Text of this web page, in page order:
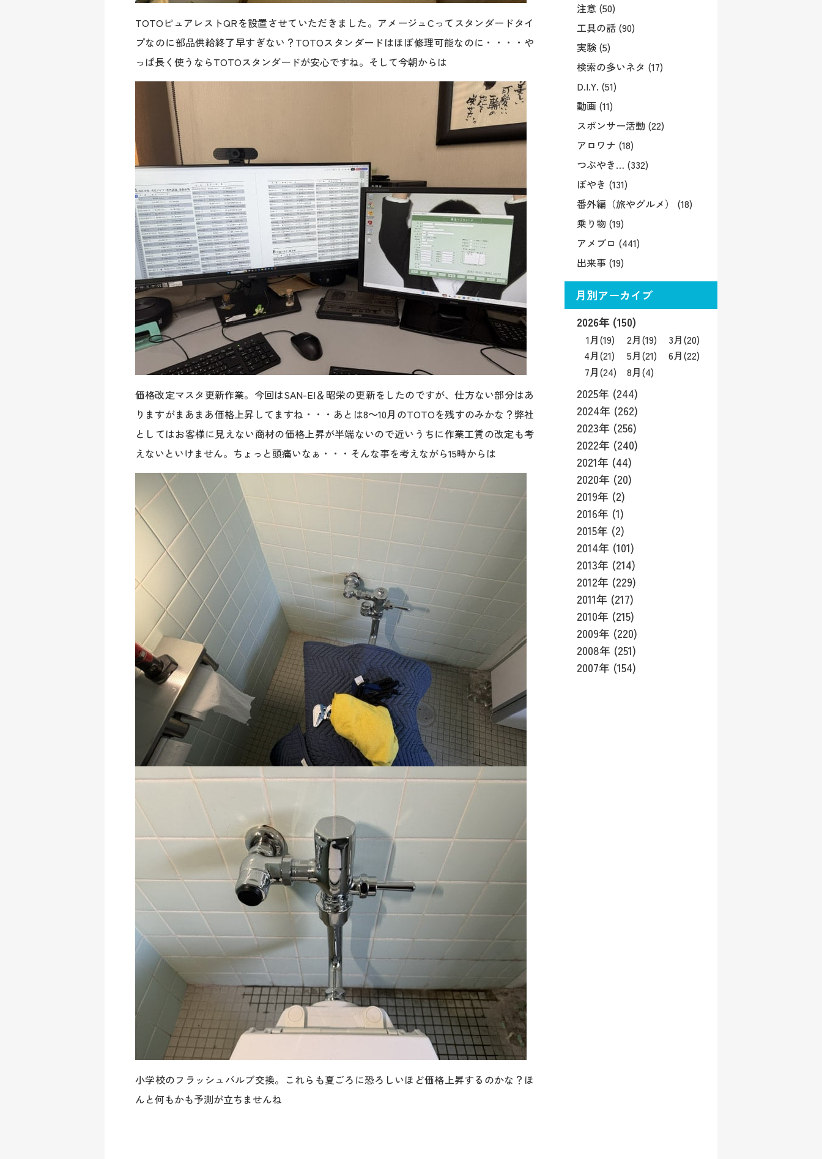
注意 (50)
工具の話 (90)
実験 (5)
検索の多いネタ (17)
D.I.Y. (51)
動画 (11)
スポンサー活動 (22)
アロワナ (18)
つぶやき… (332)
ぼやき (131)
番外編（旅やグルメ） (18)
乗り物 (19)
アメブロ (441)
出来事 (19)
月別アーカイブ
2026年 (150)
1月(19) 2月(19) 3月(20)
4月(21) 5月(21) 6月(22)
7月(24) 8月(4)
2025年 (244)
2024年 (262)
2023年 (256)
2022年 (240)
2021年 (44)
2020年 (20)
2019年 (2)
2016年 (1)
2015年 (2)
2014年 (101)
2013年 (214)
2012年 (229)
2011年 (217)
2010年 (215)
2009年 (220)
2008年 (251)
2007年 (154)
TOTOピュアレストQRを設置させていただきました。アメージュCってスタンダードタイ
プなのに部品供給終了早すぎない？TOTOスタンダードはほぼ修理可能なのに・・・・や
っぱ長く使うならTOTOスタンダードが安心ですね。そして今朝からは
価格改定マスタ更新作業。今回はSAN-EI＆昭栄の更新をしたのですが、仕方ない部分はあ
りますがまあまあ価格上昇してますね・・・あとは8～10月のTOTOを残すのみかな？弊社
としてはお客様に見えない商材の価格上昇が半端ないので近いうちに作業工賃の改定も考
えないといけません。ちょっと頭痛いなぁ・・・そんな事を考えながら15時からは
小学校のフラッシュバルブ交換。これらも夏ごろに恐ろしいほど価格上昇するのかな？ほ
んと何もかも予測が立ちませんね